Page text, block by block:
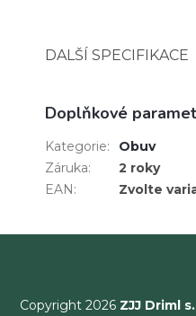
DALŠÍ SPECIFIKACE
Doplňkové
Kategorie:
Obuv
Záruka:
2 roky
EAN: Zvolte
Copyright 2026 ZJJ Driml